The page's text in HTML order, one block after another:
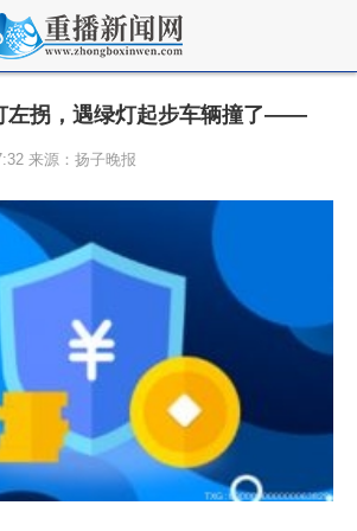
左拐，遇绿灯起步车辆撞了——
来源：扬子晚报